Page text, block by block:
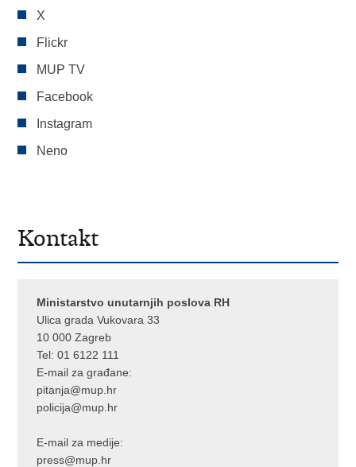
X
Flickr
MUP TV
Facebook
Instagram
Neno
Kontakt
Ministarstvo unutarnjih poslova RH
Ulica grada Vukovara 33
10 000 Zagreb
Tel:01 6122 111
E-mail za građane:
pitanja@mup.hr
policija@mup.hr
E-mail za medije:
press@mup.hr